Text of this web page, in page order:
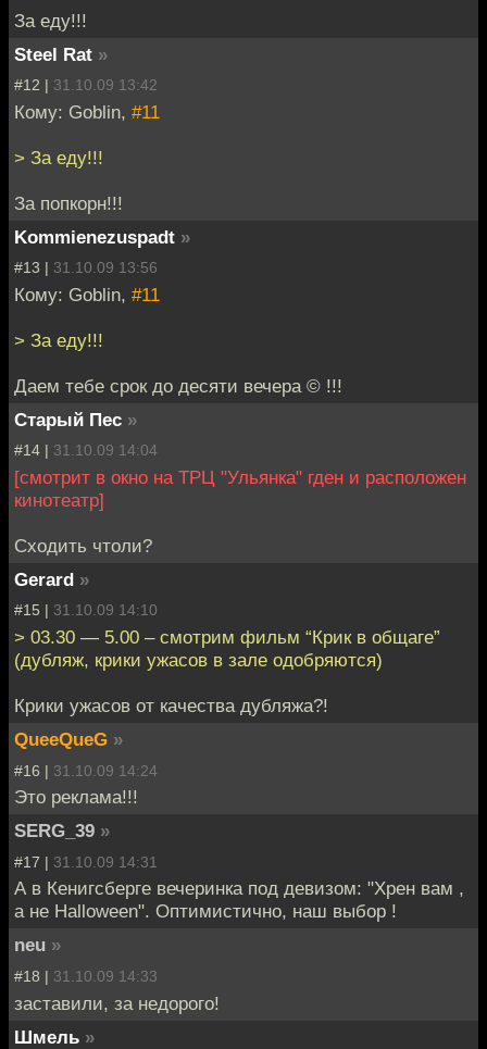
За еду!!!
Steel Rat »
#12 | 31.10.09 13:42
Кому: Goblin, #11
> За еду!!!
За попкорн!!!
Kommienezuspadt »
#13 | 31.10.09 13:56
Кому: Goblin, #11
> За еду!!!
Даем тебе срок до десяти вечера © !!!
Старый Пес »
#14 | 31.10.09 14:04
[смотрит в окно на ТРЦ "Ульянка" гден и расположен
кинотеатр]
Сходить чтоли?
Gerard »
#15 | 31.10.09 14:10
> 03.30 — 5.00 – смотрим фильм “Крик в общаге”
(дубляж, крики ужасов в зале одобряются)
Крики ужасов от качества дубляжа?!
QueeQueG »
#16 | 31.10.09 14:24
Это реклама!!!
SERG_39 »
#17 | 31.10.09 14:31
А в Кенигсберге вечеринка под девизом: "Хрен вам ,
а не Halloween". Оптимистично, наш выбор !
neu »
#18 | 31.10.09 14:33
заставили, за недорого!
Шмель »